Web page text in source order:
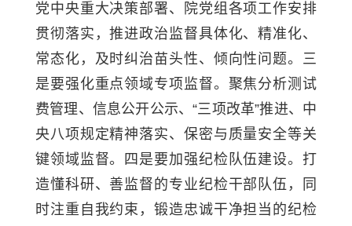
党中央重大决策部署、院党组各项工作安排
贯彻落实，推进政治监督具体化、精准化、
常态化，及时纠治苗头性、倾向性问题。三
是要强化重点领域专项监督。聚焦分析测试
费管理、信息公开公示、“三项改革”推进、中
央八项规定精神落实、保密与质量安全等关
键领域监督。四是要加强纪检队伍建设。打
造懂科研、善监督的专业纪检干部队伍，同
时注重自我约束，锻造忠诚干净担当的纪检